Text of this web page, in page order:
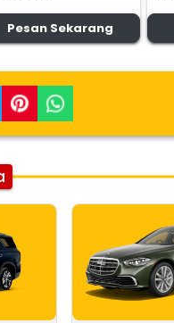
Pesan Sekarang